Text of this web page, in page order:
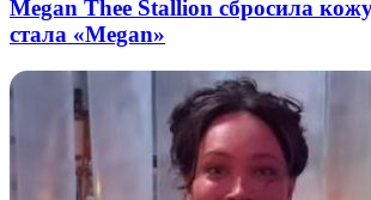
Megan Thee Stallion сбросила
стала «Megan»